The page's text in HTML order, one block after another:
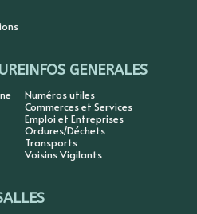
INFOS GENERALES
Numéros utiles
Commerces et Services
Emploi et Entreprises
Ordures/Déchets
Transports
Voisins Vigilants